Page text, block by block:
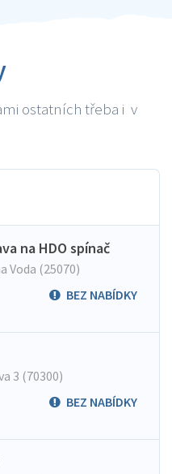
ostatních třeba i v
na HDO spínač
Voda (25070)
BEZ NABÍDKY
3 (70300)
BEZ NABÍDKY